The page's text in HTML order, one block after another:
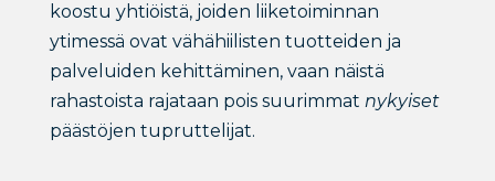
koostu yhtiöistä, joiden liiketoiminnan
ytimessä ovat vähähiilisten tuotteiden ja
palveluiden kehittäminen, vaan näistä
rahastoista rajataan pois suurimmat nykyiset
päästöjen tupruttelijat.